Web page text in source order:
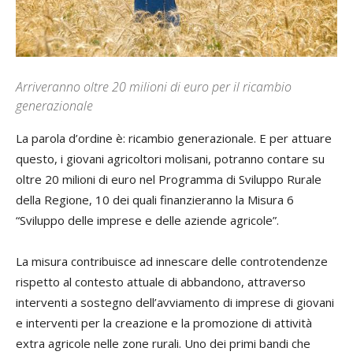
Arriveranno oltre 20 milioni di euro per il ricambio
generazionale
La parola d’ordine è: ricambio generazionale. E per attuare
questo, i giovani agricoltori molisani, potranno contare su
oltre 20 milioni di euro nel Programma di Sviluppo Rurale
della Regione, 10 dei quali finanzieranno la Misura 6
“Sviluppo delle imprese e delle aziende agricole”.
La misura contribuisce ad innescare delle controtendenze
rispetto al contesto attuale di abbandono, attraverso
interventi a sostegno dell’avviamento di imprese di giovani
e interventi per la creazione e la promozione di attività
extra agricole nelle zone rurali. Uno dei primi bandi che